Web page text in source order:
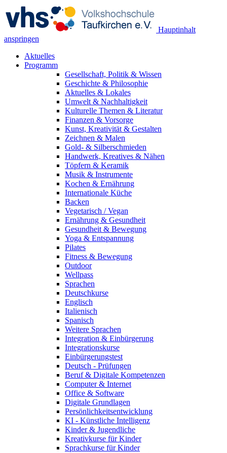
Hauptinhalt
anspringen
Aktuelles
Programm
Gesellschaft, Politik & Wissen
Geschichte & Philosophie
Aktuelles & Lokales
Umwelt & Nachhaltigkeit
Kulturelle Themen & Literatur
Finanzen & Vorsorge
Kunst, Kreativität & Gestalten
Zeichnen & Malen
Gold- & Silberschmieden
Handwerk, Kreatives & Nähen
Töpfern & Keramik
Musik & Instrumente
Kochen & Ernährung
Internationale Küche
Backen
Vegetarisch / Vegan
Ernährung & Gesundheit
Gesundheit & Bewegung
Yoga & Entspannung
Pilates
Fitness & Bewegung
Outdoor
Wellpass
Sprachen
Deutschkurse
Englisch
Italienisch
Spanisch
Weitere Sprachen
Integration & Einbürgerung
Integrationskurse
Einbürgerungstest
Deutsch - Prüfungen
Beruf & Digitale Kompetenzen
Computer & Internet
Office & Software
Digitale Grundlagen
Persönlichkeitsentwicklung
KI - Künstliche Intelligenz
Kinder & Jugendliche
Kreativkurse für Kinder
Sprachkurse für Kinder